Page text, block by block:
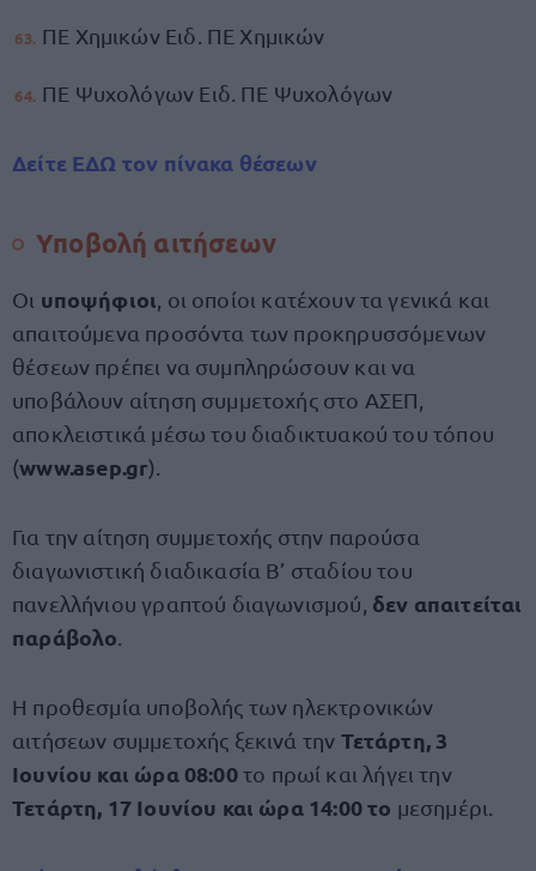
ΠΕ Χημικών Ειδ. ΠΕ Χημικών
ΠΕ Ψυχολόγων Ειδ. ΠΕ Ψυχολόγων
Δείτε ΕΔΩ τον πίνακα θέσεων
Υποβολή αιτήσεων
Οι υποψήφιοι , οι οποίοι κατέχουν τα γενικά και
απαιτούμενα προσόντα των προκηρυσσόμενων
θέσεων πρέπει να συμπληρώσουν και να
υποβάλουν αίτηση συμμετοχής στο ΑΣΕΠ,
αποκλειστικά μέσω του διαδικτυακού του τόπου
(www.asep.gr).
Για την αίτηση συμμετοχής στην παρούσα
διαγωνιστική διαδικασία Β’ σταδίου του
πανελλήνιου γραπτού διαγωνισμού, δεν απαιτείται
παράβολο
Η προθεσμία υποβολής των ηλεκτρονικών
αιτήσεων συμμετοχής ξεκινά την Τετάρτη, 3
Ιουνίου και ώρα 08:00το πρωί και λήγει την
Τετάρτη, 17 Ιουνίου και ώρα 14:00 το μεσημέρι.